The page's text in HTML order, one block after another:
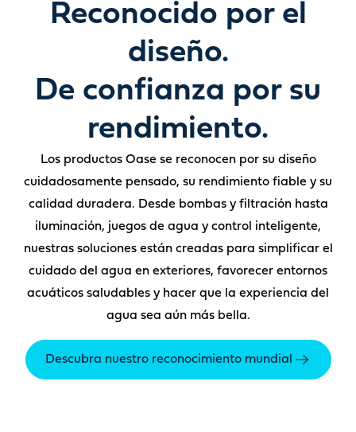
Reconocido por el
diseño.
De confianza por su
rendimiento.
Los productos Oase se reconocen por su diseño
cuidadosamente pensado, su rendimiento fiable y su
calidad duradera. Desde bombas y filtración hasta
iluminación, juegos de agua y control inteligente,
nuestras soluciones están creadas para simplificar el
cuidado del agua en exteriores, favorecer entornos
acuáticos saludables y hacer que la experiencia del
agua sea aún más bella.
Descubra nuestro reconocimiento mundial